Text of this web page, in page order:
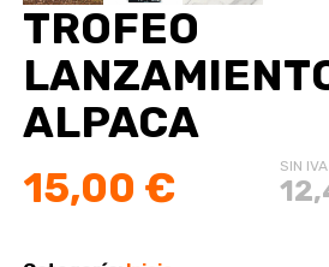
TROFEO
ALPACA
15,00 € SIN IVA